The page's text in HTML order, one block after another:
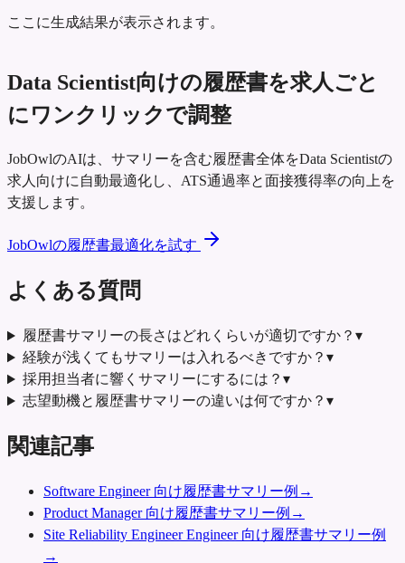
ここに生成結果が表示されます。
Data Scientist向けの履歴書を求人ごと
にワンクリックで調整
JobOwlのAIは、サマリーを含む履歴書全体をData Scientistの
求人向けに自動最適化し、ATS通過率と面接獲得率の向上を
支援します。
JobOwlの履歴書最適化を試す
よくある質問
履歴書サマリーの長さはどれくらいが適切ですか？ ▾
経験が浅くてもサマリーは入れるべきですか？ ▾
採用担当者に響くサマリーにするには？ ▾
志望動機と履歴書サマリーの違いは何ですか？ ▾
関連記事
Software Engineer 向け履歴書サマリー例 →
Product Manager 向け履歴書サマリー例 →
Site Reliability Engineer Engineer 向け履歴書サマリー例
→